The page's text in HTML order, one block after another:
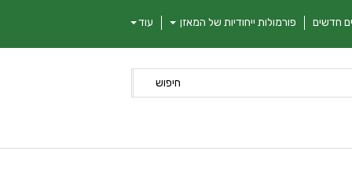
חדשים פורמולות ייחודיות של המאזן עוד
חיפוש